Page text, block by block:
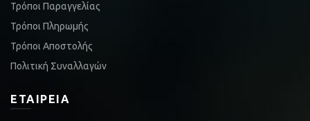
Τρόποι Παραγγελίας
Τρόποι Πληρωμής
Τρόποι Αποστολής
Πολιτική Συναλλαγών
ΕΤΑΙΡΕΊΑ